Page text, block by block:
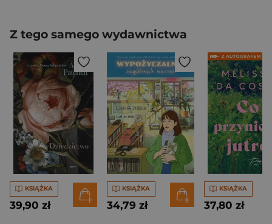
Z tego samego wydawnictwa
KSIĄŻKA
39,90 zł
KSIĄŻKA
34,79 zł
KSIĄŻKA
37,80 zł